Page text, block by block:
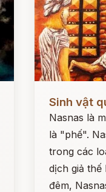
Sinh vật
Nasnas là
là "phế".
trong các
dịch giả thế
đêm,